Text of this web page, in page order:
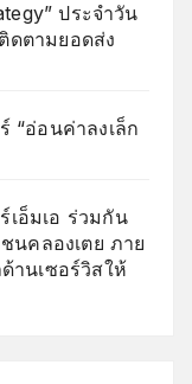
ประจำวัน
ดตามยอดส่ง
“อ่อนค่าลงเล็ก
เอ็มเอ ร่วมกัน
นคลองเตย ภาย
านเซอร์วิสให้